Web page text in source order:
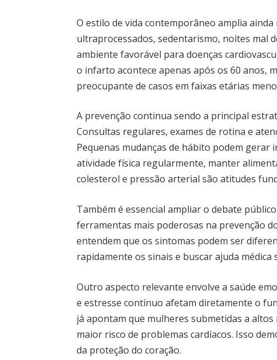
O estilo de vida contemporâneo amplia
ultraprocessados, sedentarismo, noites mal
ambiente favorável para doenças
o infarto acontece apenas após os 60 anos,
preocupante de casos em faixas etárias
A prevenção continua sendo a principal
Consultas regulares, exames de rotina e
Pequenas mudanças de hábito podem gerar
atividade física regularmente, manter
colesterol e pressão arterial são atitudes
Também é essencial ampliar o debate
ferramentas mais poderosas na prevenção
entendem que os sintomas podem ser
rapidamente os sinais e buscar ajuda médica
Outro aspecto relevante envolve a saúde
e estresse contínuo afetam diretamente o
já apontam que mulheres submetidas a
maior risco de problemas cardíacos. Isso
da proteção do coração.